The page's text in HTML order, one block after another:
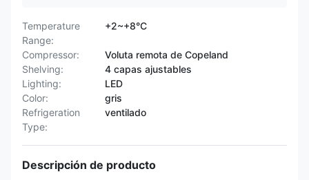
Temperature
Range:
+2~+8°C
Compressor:
Voluta remota de Copeland
Shelving:
4 capas ajustables
Lighting:
LED
Color:
gris
Refrigeration
Type:
ventilado
Descripción de producto